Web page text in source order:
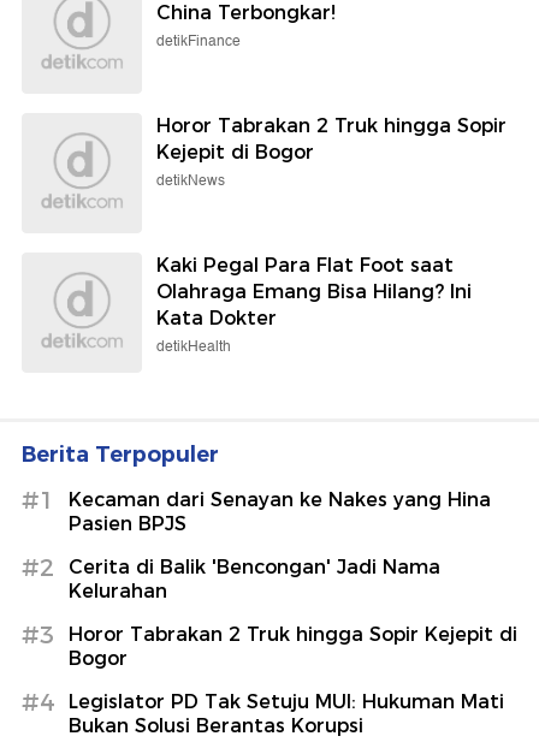
China Terbongkar!
detikFinance
Horor Tabrakan 2 Truk hingga Sopir
Kejepit di Bogor
detikNews
Kaki Pegal Para Flat Foot saat
Olahraga Emang Bisa Hilang? Ini
Kata Dokter
detikHealth
Berita Terpopuler
#1
Kecaman dari Senayan ke Nakes yang Hina
Pasien BPJS
#2
Cerita di Balik 'Bencongan' Jadi Nama
Kelurahan
#3
Horor Tabrakan 2 Truk hingga Sopir Kejepit di
Bogor
#4
Legislator PD Tak Setuju MUI: Hukuman Mati
Bukan Solusi Berantas Korupsi